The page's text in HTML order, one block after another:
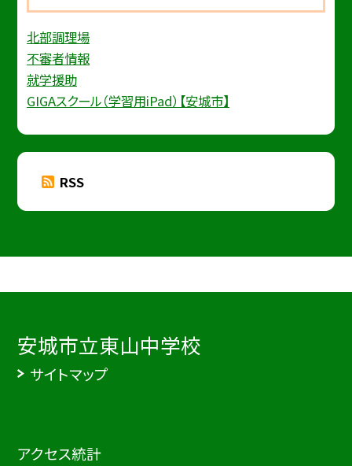
北部調理場
不審者情報
就学援助
GIGAスクール（学習用iPad）【安城市】
RSS
安城市立東山中学校
サイトマップ
アクセス統計